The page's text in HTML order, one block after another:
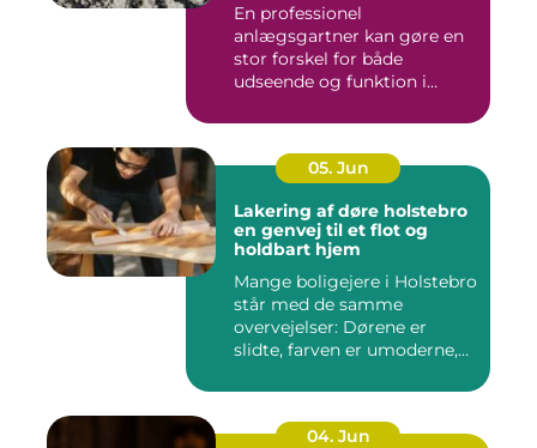
En professionel
anlægsgartner kan gøre en
stor forskel for både
udseende og funktion i
05. Jun
Lakering af døre holstebro
en genvej til et flot og
holdbart hjem
Mange boligejere i Holstebro
står med de samme
overvejelser: Dørene er
slidte, farven er umoderne,
04. Jun